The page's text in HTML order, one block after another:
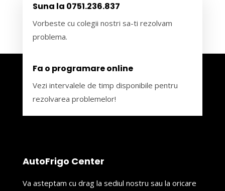
Suna la 0751.236.837
Vorbeste cu colegii nostri sa-ti rezolvam
problema.
Fa o programare online
Vezi intervalele de timp disponibile pentru
rezolvarea problemelor!
AutoFrigo Center
Va asteptam cu drag la sediul nostru sau la oricare